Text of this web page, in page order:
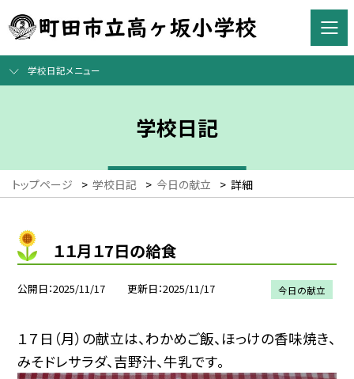
学校日記メニュー
学校日記
トップページ > 学校日記 > 今日の献立 > 詳細
１１月１7日の給食
公開日 2025/11/17 更新日 2025/11/17 今日の献立
１７日（月）の献立は、わかめご飯、ほっけの香味焼き、
みそドレサラダ、吉野汁、牛乳です。